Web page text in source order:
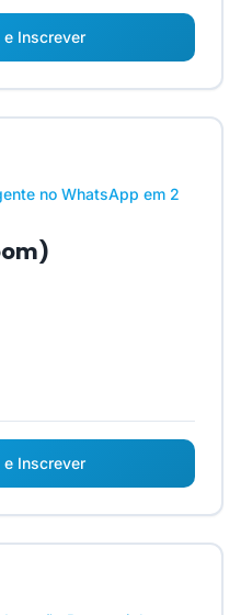
e Inscrever
no WhatsApp em 2
e Inscrever